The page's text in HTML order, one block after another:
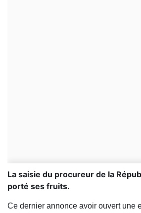
La saisie du procureur de la
porté ses fruits.
Ce dernier annonce avoir ouvert une